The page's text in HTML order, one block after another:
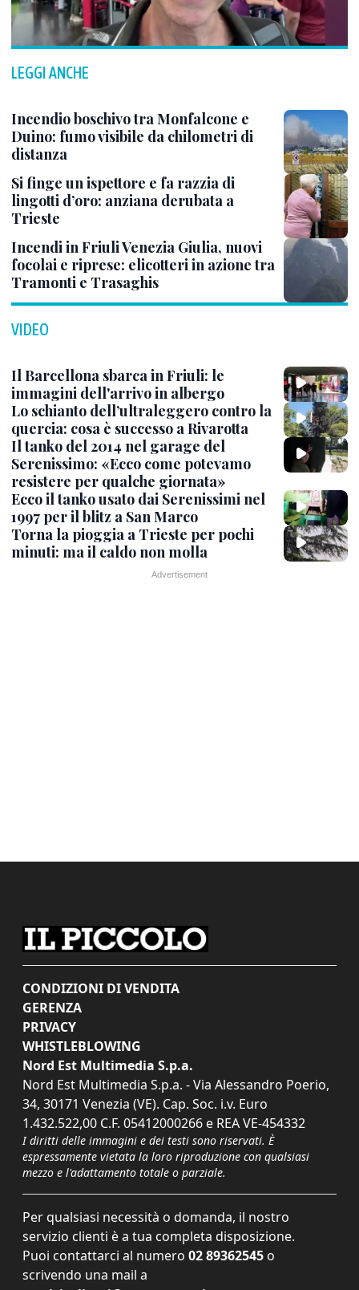
LEGGI ANCHE
Incendio boschivo tra Monfalcone e
Duino: fumo visibile da chilometri di
distanza
Si finge un ispettore e fa razzia di
lingotti d’oro: anziana derubata a
Trieste
Incendi in Friuli Venezia Giulia, nuovi
focolai e riprese: elicotteri in azione tra
Tramonti e Trasaghis
VIDEO
Il Barcellona sbarca in Friuli: le
immagini dell'arrivo in albergo
Lo schianto dell’ultraleggero contro la
quercia: cosa è successo a Rivarotta
Il tanko del 2014 nel garage del
Serenissimo: «Ecco come potevamo
resistere per qualche giornata»
Ecco il tanko usato dai Serenissimi nel
1997 per il blitz a San Marco
Torna la pioggia a Trieste per pochi
minuti: ma il caldo non molla
CONDIZIONI DI VENDITA
GERENZA
PRIVACY
WHISTLEBLOWING
Nord Est Multimedia S.p.a.
Nord Est Multimedia S.p.a. - Via Alessandro Poerio,
34, 30171 Venezia (VE). Cap. Soc. i.v. Euro
1.432.522,00 C.F. 05412000266 e REA VE-454332
I diritti delle immagini e dei testi sono riservati. È
espressamente vietata la loro riproduzione con qualsiasi
mezzo e l'adattamento totale o parziale.
Per qualsiasi necessità o domanda, il nostro
servizio clienti è a tua completa disposizione.
Puoi contattarci al numero 02 89362545 o
scrivendo una mail a